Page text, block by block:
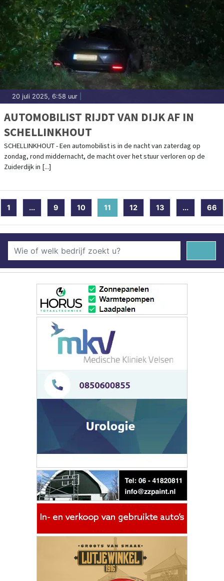
20 juli 2025, 6:58 uur
AUTOMOBILIST RIJDT VAN DIJK AF IN
SCHELLINKHOUT
SCHELLINKHOUT - Een automobilist is in de nacht van zaterdag op
zondag, rond middernacht, de macht over het stuur verloren op de
Zuiderdijk in [...]
1 ... 9 10 11 (current)
12 13 ... 66